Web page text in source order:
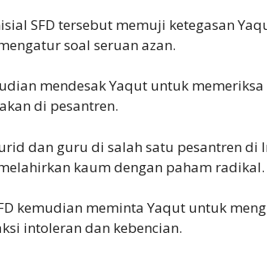
SFD tersebut memuji ketegasan
soal seruan azan.
mendesak Yaqut untuk
di pesantren.
dan guru di salah satu pesantren di
kaum dengan paham radikal.
kemudian meminta Yaqut untuk
intoleran dan kebencian.